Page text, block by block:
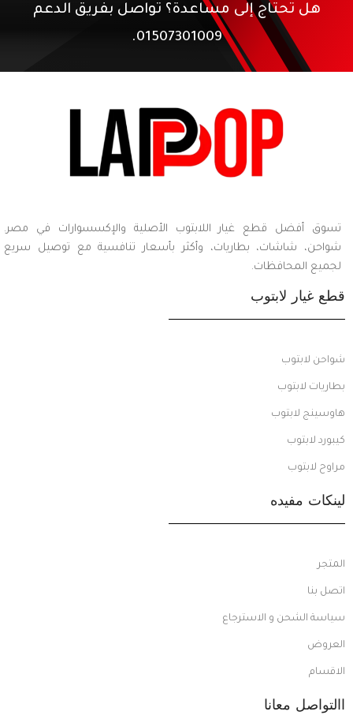
هل تحتاج إلى مساعدة؟ تواصل بفريق الدعم
01507301009.
تسوق أفضل قطع غيار اللابتوب الأصلية والإكسسوارات في مصر.
شواحن، شاشات، بطاريات، وأكثر بأسعار تنافسية مع توصيل سريع
لجميع المحافظات.
قطع غيار لابتوب
شواحن لابتوب
بطاريات لابتوب
هاوسينج لابتوب
كيبورد لابتوب
مراوح لابتوب
لينكات مفيده
المتجر
اتصل بنا
سياسة الشحن و الاسترجاع
العروض
الاقسام
االتواصل معانا